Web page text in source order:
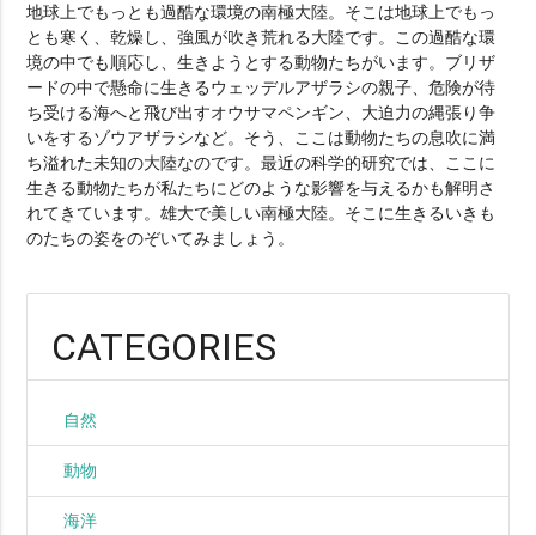
地球上でもっとも過酷な環境の南極大陸。そこは地球上でもっ
とも寒く、乾燥し、強風が吹き荒れる大陸です。この過酷な環
境の中でも順応し、生きようとする動物たちがいます。ブリザ
ードの中で懸命に生きるウェッデルアザラシの親子、危険が待
ち受ける海へと飛び出すオウサマペンギン、大迫力の縄張り争
いをするゾウアザラシなど。そう、ここは動物たちの息吹に満
ち溢れた未知の大陸なのです。最近の科学的研究では、ここに
生きる動物たちが私たちにどのような影響を与えるかも解明さ
れてきています。雄大で美しい南極大陸。そこに生きるいきも
のたちの姿をのぞいてみましょう。
CATEGORIES
自然
動物
海洋